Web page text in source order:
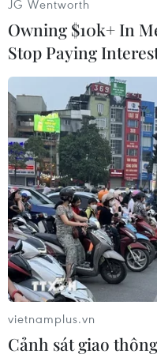
#Australia
JG Wentworth
Owning $10k+ In
Stop Paying
vietnamplus.vn
Cảnh sát giao